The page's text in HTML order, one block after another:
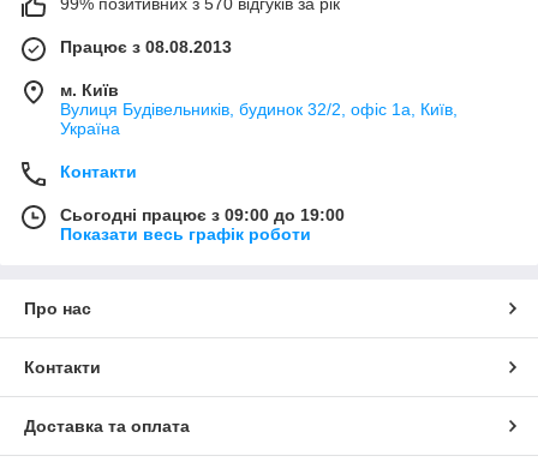
Працює з 08.08.2013
м. Київ
Вулиця Будівельників, будинок 32/2, офіс 1а, Київ,
Україна
Контакти
Сьогодні працює з 09:00 до 19:00
Показати весь графік роботи
Про нас
Контакти
Доставка та оплата